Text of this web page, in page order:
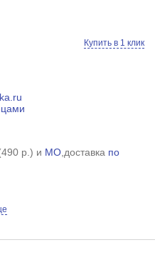
Купить в 1 клик
490 р. ) и МО,доставка по